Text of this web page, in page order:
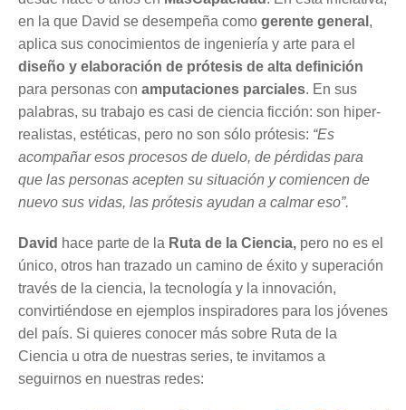
en la que David se desempeña como gerente general ,
aplica sus conocimientos de ingeniería y arte para el
diseño y elaboración de prótesis de alta definición
para personas con amputaciones parciales. En sus
palabras, su trabajo es casi de ciencia ficción: son hiper-
realistas, estéticas, pero no son sólo prótesis: “Es
acompañar esos procesos de duelo, de pérdidas para
que las personas acepten su situación y comiencen de
nuevo sus vidas, las prótesis ayudan a calmar eso”.
David hace parte de la Ruta de la Ciencia, pero no es el
único, otros han trazado un camino de éxito y superación
través de la ciencia, la tecnología y la innovación,
convirtiéndose en ejemplos inspiradores para los jóvenes
del país. Si quieres conocer más sobre Ruta de la
Ciencia u otra de nuestras series, te invitamos a
seguirnos en nuestras redes: